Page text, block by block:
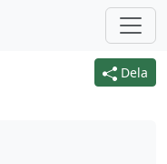
Dela